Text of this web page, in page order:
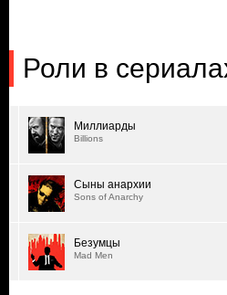
Роли в
Миллиарды
Billions
Сыны анархии
Sons of Anarchy
Безумцы
Mad Men